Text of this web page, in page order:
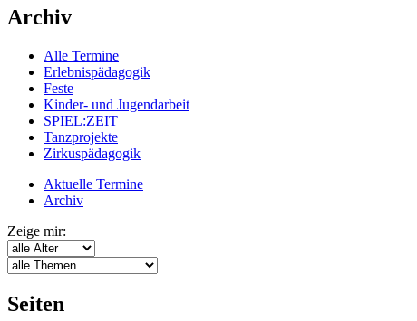
Archiv
Alle Termine
Erlebnispädagogik
Feste
Kinder- und Jugendarbeit
SPIEL:ZEIT
Tanzprojekte
Zirkuspädagogik
Aktuelle Termine
Archiv
Zeige mir:
Seiten